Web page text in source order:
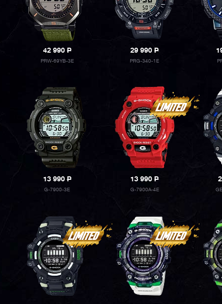
42 990P
PRW-69YB-3E
29 990P
PRG-340-1E
13 990P
G-7900-3E
13 990P
G-7900A-4E